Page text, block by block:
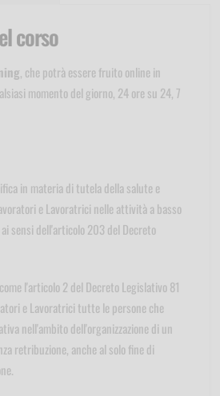
corso
, che potrà essere fruito online in
momento del giorno, 24 ore su 24, 7
in materia di tutela della salute e
e Lavoratrici nelle attività a basso
sensi dell'articolo 203 del Decreto
l'articolo 2 del Decreto Legislativo 81
e Lavoratrici tutte le persone che
nell'ambito dell'organizzazione di un
retribuzione, anche al solo fine di